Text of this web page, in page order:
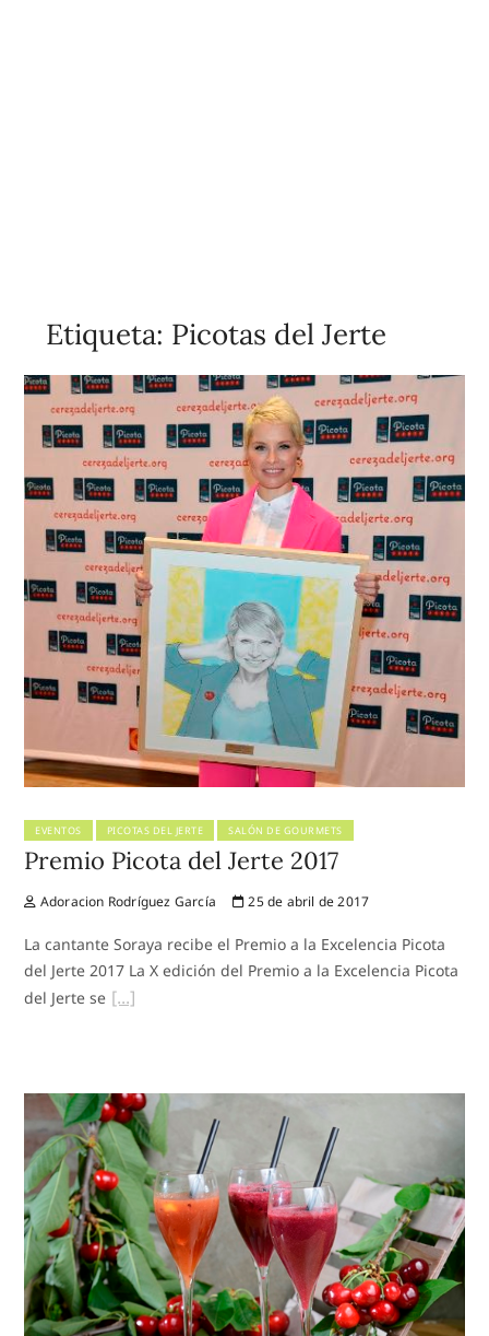
Etiqueta: Picotas del Jerte
EVENTOS PICOTAS DEL JERTE SALÓN DE GOURMETS
Premio Picota del Jerte 2017
Adoracion Rodríguez García 25 de abril de 2017
La cantante Soraya recibe el Premio a la Excelencia Picota
del Jerte 2017 La X edición del Premio a la Excelencia Picota
del Jerte se